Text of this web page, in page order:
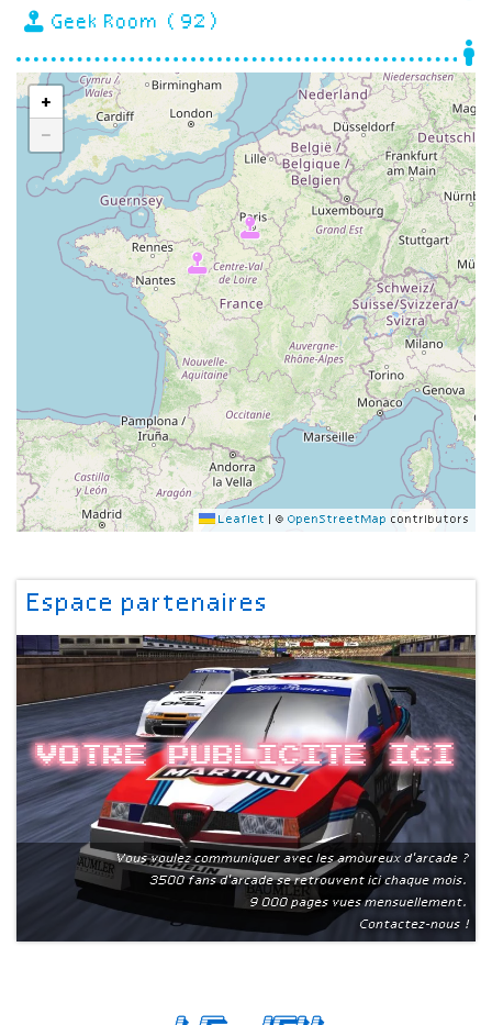
Geek Room (92)
+
−
Leaflet © OpenStreetMap contributors
Espace partenaires
Votre publicite ici
Vous voulez communiquer avec les amoureux d'arcade ?
3500 fans d'arcade se retrouvent ici chaque mois.
9 000 pages vues mensuellement.
Contactez-nous !